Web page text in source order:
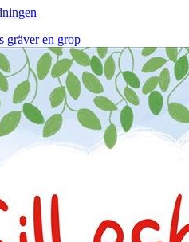
gräver en grop